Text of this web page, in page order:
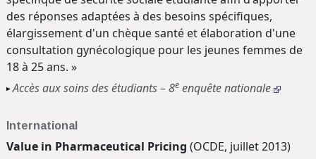
des réponses adaptées à des besoins spécifiques,
élargissement d'un chèque santé et élaboration d'une
consultation gynécologique pour les jeunes femmes de
18 à 25 ans. »
Accès aux soins des étudiants – 8e enquête nationale
International
Value in Pharmaceutical Pricing (OCDE, juillet 2013)